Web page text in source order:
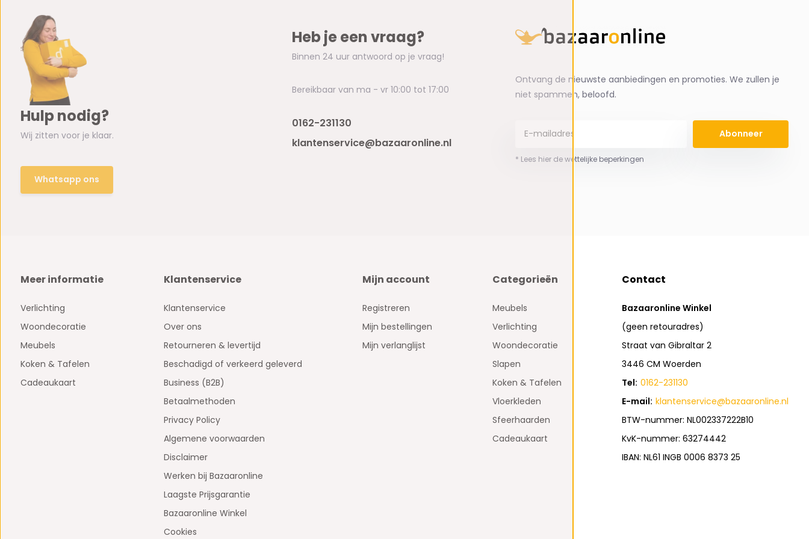
Hulp nodig?
Wij zitten voor je klaar.
Whatsapp ons
Heb je een vraag?
Binnen 24 uur antwoord op je vraag!
Bereikbaar van ma - vr 10:00 tot 17:00
0162-231130
klantenservice@bazaaronline.nl
Ontvang de nieuwste aanbiedingen en promoties. We zullen je
niet spammen, beloofd.
Abonneer
* Lees hier de wettelijke beperkingen
Meer informatie
Verlichting
Woondecoratie
Meubels
Koken & Tafelen
Cadeaukaart
Klantenservice
Klantenservice
Over ons
Retourneren & levertijd
Beschadigd of verkeerd geleverd
Business (B2B)
Betaalmethoden
Privacy Policy
Algemene voorwaarden
Disclaimer
Werken bij Bazaaronline
Laagste Prijsgarantie
Bazaaronline Winkel
Cookies
Mijn account
Registreren
Mijn bestellingen
Mijn verlanglijst
Categorieën
Meubels
Verlichting
Woondecoratie
Slapen
Koken & Tafelen
Vloerkleden
Sfeerhaarden
Cadeaukaart
Contact
Bazaaronline Winkel
(geen retouradres)
Straat van Gibraltar 2
3446 CM Woerden
Tel: 0162-231130
E-mail: klantenservice@bazaaronline.nl
BTW-nummer: NL002337222B10
KvK-nummer: 63274442
IBAN: NL61 INGB 0006 8373 25